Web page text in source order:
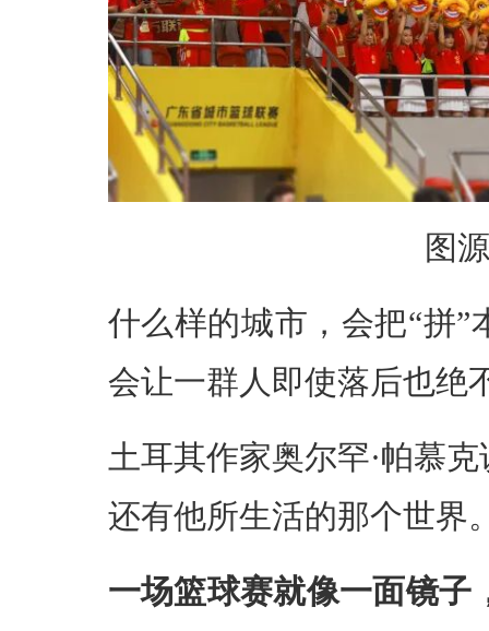
图
什么样的城市，会把“拼”
会让一群人即使落后也绝
土耳其作家奥尔罕·帕慕
还有他所生活的那个世界
一场篮球赛就像一面镜子